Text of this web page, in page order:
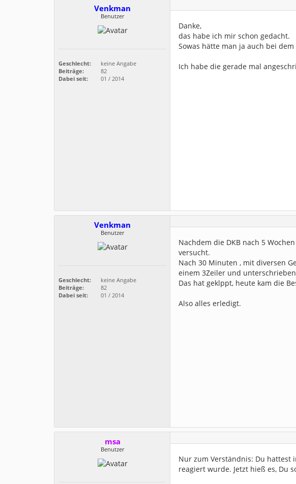
Venkman
Benutzer
Geschlecht:
keine Angabe
Beiträge:
82
Dabei seit:
01 / 2014
Danke,
das habe ich mir schon gedacht.
Sowas hätte man ja auch bei
Ich habe die gerade mal
Venkman
Benutzer
Geschlecht:
keine Angabe
Beiträge:
82
Dabei seit:
01 / 2014
Nachdem die DKB nach 5
versucht.
Nach 30 Minuten , mit diversen
einem 3Zeiler und
Das hat geklppt, heute kam die
Also alles erledigt.
msa
Benutzer
Nur zum Verständnis: Du hattest
reagiert wurde. Jetzt hieß es, Du